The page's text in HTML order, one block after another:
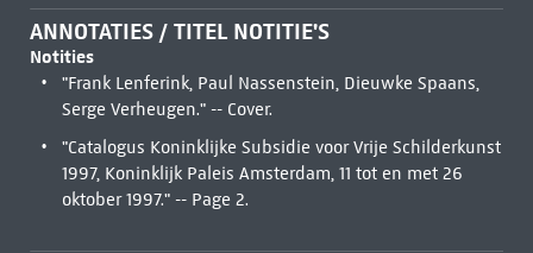
ANNOTATIES / TITEL NOTITIE'S
Notities
"Frank Lenferink, Paul Nassenstein, Dieuwke Spaans,
Serge Verheugen." -- Cover.
"Catalogus Koninklijke Subsidie voor Vrije Schilderkunst
1997, Koninklijk Paleis Amsterdam, 11 tot en met 26
oktober 1997." -- Page 2.